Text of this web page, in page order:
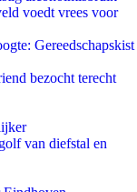
voedt vrees voor
Gereedschapskist
bezocht terecht
van diefstal en